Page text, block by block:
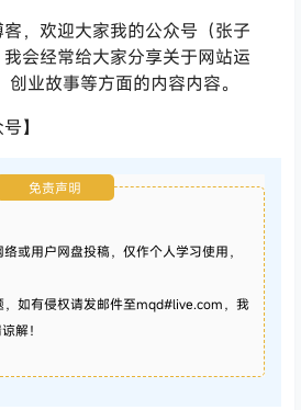
，欢迎大家我的公众号（张子
会经常给大家分享关于网站运
业故事等方面的内容内容。
】
免责声明
或用户网盘投稿，仅作个人学习使用，
如有侵权请发邮件至mqd#live.com，我
解！